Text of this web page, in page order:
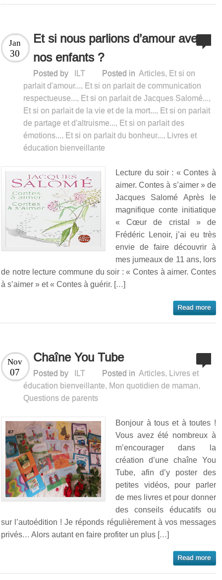
Et si nous parlions d’amour avec
nos enfants ?
Jan
30
Posted by ILT Posted in Articles, Et si on
parlait d'amour..., Et si on parlait de communication
respectueuse..., Et si on parlait de Jacques Salomé...,
Et si on parlait de la vie et de la mort..., Et si on parlait
de partage et d'altruisme..., Et si on parlait des
émotions..., Et si on parlait du bonheur...,
Livres et
éducation bienveillante
Lecture du soir : « Contes à
aimer. Contes à s’aimer » de
Jacques Salomé Après le
magnifique conte initiatique
« Cœur de cristal » de
Frédéric Lenoir, j’ai eu très
envie de faire découvrir à
mes jumeaux de 11 ans, lors
de notre lecture commune du soir : « Contes à aimer. Contes
à s’aimer » et « Contes à guérir. […]
Chaîne You Tube
Nov
07 Posted by ILT Posted in Articles,
Livres et
éducation bienveillante, Mon quotidien de maman,
Questions de parents
Bonjour à tous et à toutes !
Vous avez été nombreux à
m’encourager dans la
création d’une chaîne You
Tube, afin d’y poster des
petites vidéos, pour parler
de mes livres et pour donner
des conseils éducatifs ou
sur l’autoédition ! Je réponds régulièrement à vos messages
privés… Alors autant en faire profiter un plus […]